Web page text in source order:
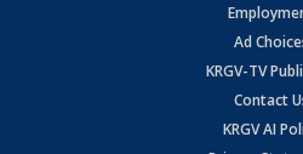
Ad
KRGV-TV
Contact
KRGV AI